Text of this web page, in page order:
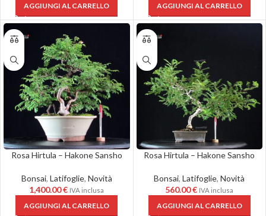
AGGIUNGI AL CARRELLO AGGIUNGI AL CARRELLO
Rosa Hirtula – Hakone Sansho
Bonsai, Latifoglie, Novità
1,400.00€ IVA inclusa
AGGIUNGI AL CARRELLO
Rosa Hirtula – Hakone Sansho
Bonsai,Latifoglie,Novità
560.00€ IVA inclusa
AGGIUNGI AL CARRELLO